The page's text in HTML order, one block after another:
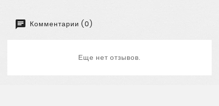
Комментарии (0)
Еще нет отзывов.